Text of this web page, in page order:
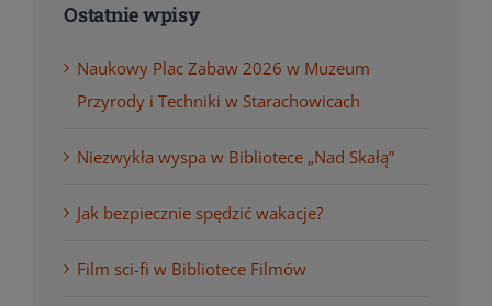
Ostatnie wpisy
Naukowy Plac Zabaw 2026 w Muzeum
Przyrody i Techniki w Starachowicach
Niezwykła wyspa w Bibliotece „Nad Skałą”
Jak bezpiecznie spędzić wakacje?
Film sci-fi w Bibliotece Filmów